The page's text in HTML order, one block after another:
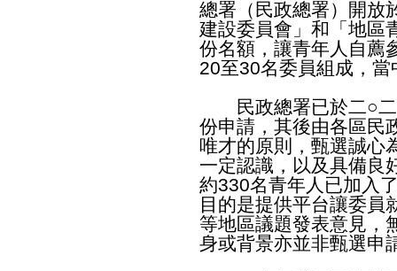
總署（民政總署）開放
建設委員會」和「地區
份名額，讓青年人自薦
20至30名委員組成，
民政總署已於二○二
份申請，其後由各區民
唯才的原則，甄選誠心
一定認識，以及具備良
約330名青年人已加入
目的是提供平台讓委員
等地區議題發表意見，
身或背景亦並非甄選申